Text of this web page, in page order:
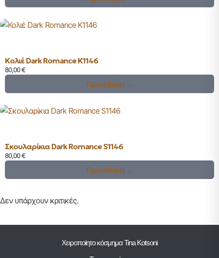
Κολιέ Dark Romance K1146
80,00€
Προσθήκη →
Σκουλαρίκια Dark Romance S1146
80,00€
Προσθήκη →
Δεν υπάρχουν κριτικές.
Χειροποίητο κόσμημα Tina Kotsoni